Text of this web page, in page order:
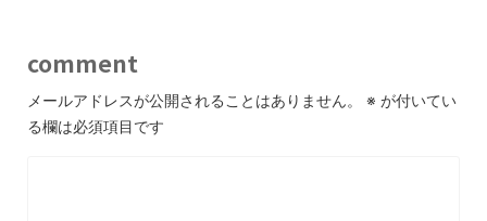
comment
メールアドレスが公開されることはありません。 ※ が付いてい
る欄は必須項目です